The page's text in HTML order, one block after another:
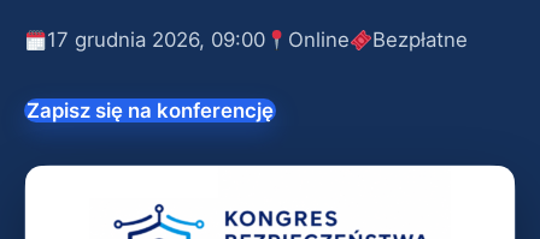
17 grudnia 2026, 09:00 Online Bezpłatne
Zapisz się na konferencję